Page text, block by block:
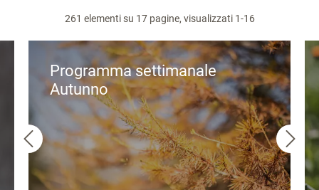
261 elementi su 17 pagine, visualizzati 1-16
Programma settimanale
Autunno